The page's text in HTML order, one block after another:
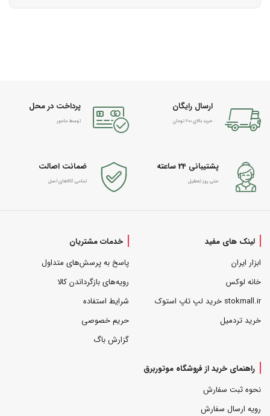
ارسال رایگان
خرید بالای 600 تومان
پرداخت در محل
توسط مامور
پشتیبانی 24 ساعته
حتی روز تعطیل
ضمانت اصالت
تمامی کالاهای اصل
لینک های مفید
ابزار ایران
خانه لوکس
stokmall.ir خرید لپ تاپ استوک
خرید تردمیل
خدمات مشتریان
پاسخ به پرسش‌های متداول
رویه‌های بازگرداندن کالا
شرایط استفاده
حریم خصوصی
گزارش باگ
راهنمای خرید از فروشگاه موتوربرق
نحوه ثبت سفارش
رویه ارسال سفارش